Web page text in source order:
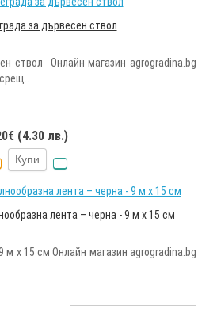
за дървесен ствол
ствол Онлайн магазин agrogradina.bg
(4.30 лв.)
Купи
лента – черна - 9 м x 15 см
м x 15 см Онлайн магазин agrogradina.bg